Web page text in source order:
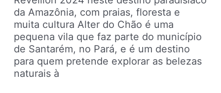
da Amazônia, com praias, floresta e
muita cultura Alter do Chão é uma
pequena vila que faz parte do município
de Santarém, no Pará, e é um destino
para quem pretende explorar as belezas
naturais à